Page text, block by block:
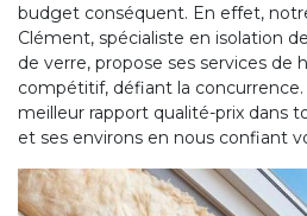
budget conséquent. En effet,
Clément, spécialiste en isolation
de verre, propose ses services de
compétitif, défiant la
meilleur rapport qualité-prix dans
et ses environs en nous confiant